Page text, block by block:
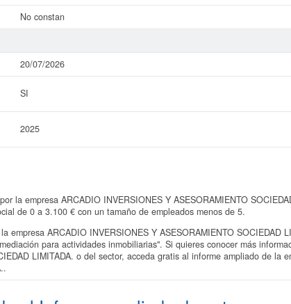
No constan
20/07/2026
SI
2025
la empresa ARCADIO INVERSIONES Y ASESORAMIENTO
de 0 a 3.100 € con un tamaño de empleados menos de 5.
empresa ARCADIO INVERSIONES Y ASESORAMIENTO SOCIEDAD
para actividades inmobiliarias". Si quieres conocer más
LIMITADA. o del sector, acceda gratis al informe ampliado de la